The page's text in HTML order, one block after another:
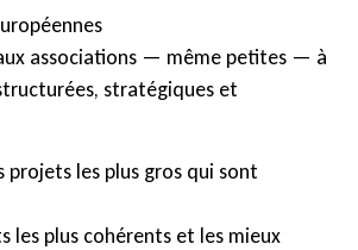
associations — même petites — à
stratégiques et
projets les plus gros qui sont
les plus cohérents et les mieux